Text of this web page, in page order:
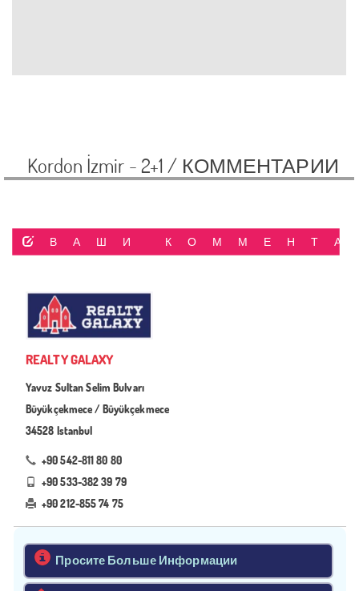
Kordon İzmir - 2+1 / КОММЕНТАРИИ
ВАШИ
REALTY GALAXY
Yavuz Sultan Selim Bulvarı
Büyükçekmece / Büyükçekmece
34528 Istanbul
+90 542-811 80 80
+90 533-382 39 79
+90 212-855 74 75
Просите Больше Информации